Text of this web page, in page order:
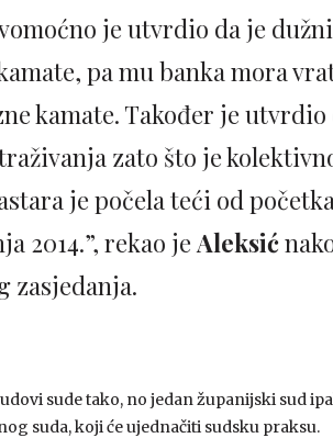
je utvrdio da je
pa mu banka mora
kamate. Također je utvrdio
zato što je
je počela teći od
2014.”, rekao jeAleksić
zasjedanja.
sude tako, no jedan županijski sud
suda, koji će ujednačiti sudsku praksu.